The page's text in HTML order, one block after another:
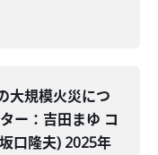
大規模火災につ
ー：吉田まゆ コ
口隆夫) 2025年